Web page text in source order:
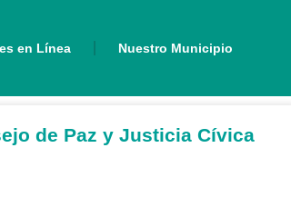
en Línea Nuestro Municipio
de Paz y Justicia Cívica